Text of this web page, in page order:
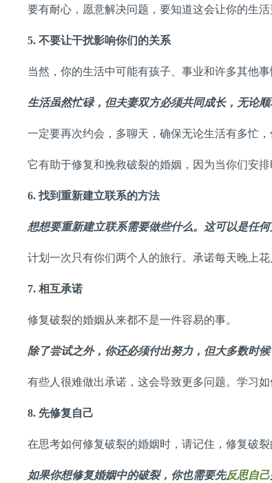
要有耐心，愿意解决问题，要知道这会让你的生
5. 不要让干扰影响你们的关系
当然，你的生活中可能有孩子、事业和许多其他
生活虽然忙碌，但夫妻双方必须共同成长，无论顺
一定要再次约会，多聊天，确保无论生活有多忙
它有助于修复和挽救破裂的婚姻，因为当你们安
6. 找到重新建立联系的方法
想想要重新建立联系需要做些什么。这可以是任何
计划一次只有你们两个人的旅行。承诺每天晚上
7. 相互承诺
修复破裂的婚姻从来都不是一件容易的事。
除了尝试之外，你还必须付出努力，但大多数时候
有些人很难做出承诺，这会导致更多问题。学习
8. 先修复自己
在思考如何修复破裂的婚姻时，请记住，修复破
如果你想修复婚姻中的破裂，你也需要先反思自己